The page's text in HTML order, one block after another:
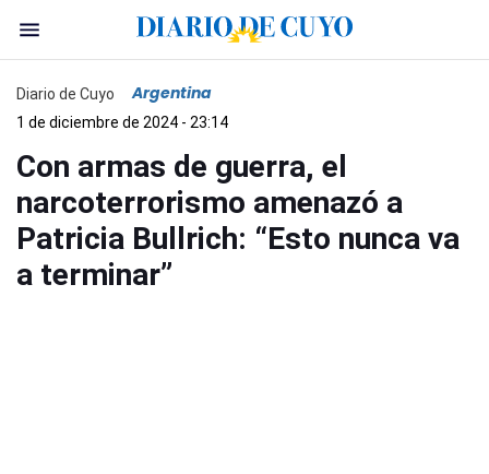
Diario de Cuyo Argentina
1 de diciembre de 2024 - 23:14
Con armas de guerra, el
narcoterrorismo amenazó a
Patricia Bullrich: “Esto nunca va
a terminar”